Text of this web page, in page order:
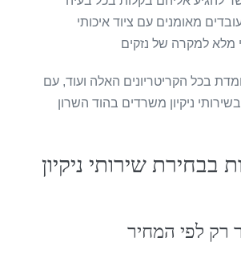
מאומנים עם ציוד איכותי
מלא למקרה של נזקים
בכל הקריטריונים האלה ועוד, עם
ניקיון משרדים בהוד השרון
בבחירת שירותי ניקיון